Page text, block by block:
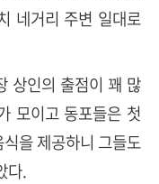
네거리 주변 일대로
상인의 출점이 꽤 많
모이고 동포들은 첫
을 제공하니 그들도
다.